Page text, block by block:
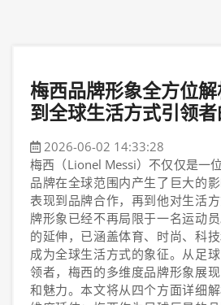
梅西品牌形象全方位
到全球生活方式引领
2026-06-02 14:33:28
梅西（Lionel Messi）不仅仅是一
品牌在全球范围内产生了巨大的
表现到品牌合作，再到他对生活
牌形象已经不再局限于一名运动
的延伸，已涵盖体育、时尚、科技
成为全球生活方式的象征。从足
领者，梅西的多维度品牌形象展
和魅力。本文将从四个方面详细